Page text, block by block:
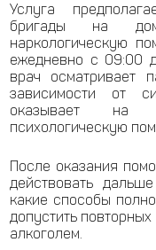
Услуга
бригады на
наркологическую
ежедневно с 09:00
врач осматривает
зависимости от
оказывает на
психологическую
После оказания
действовать
какие способы
допустить
алкоголем.